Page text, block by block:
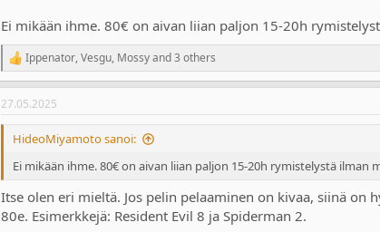
Ei mikään ihme. 80€ on aivan liian paljon 15-20h
R
e
a
c
t
s
:
Ippenator, Vesgu, Mossyand 3 others
27.05.2025
HideoMiyamoto sanoi:
Ei mikään ihme. 80€ on aivan liian paljon 15-20h rymistelystä ilman
Itse olen eri mieltä. Jos pelin pelaaminen on kivaa, siinä on
80e. Esimerkkejä: Resident Evil 8 ja Spiderman 2.